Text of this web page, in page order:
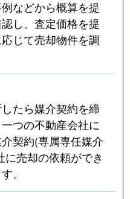
などから概算を提
し、査定価格を提
じて売却物件を調
たら媒介契約を締
つの不動産会社に
契約(専属専任媒介
売却の依頼ができ
。